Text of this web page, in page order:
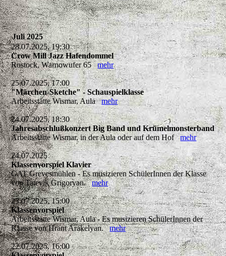
Juli 2025
28.07.2025, 19:30
Crow Mill Jazz Hafendommel
Rostock, Warnowufer 65mehr
25.07.2025, 17:00
"Märchen-Sketche" - Schauspielklasse
Arbeitsstätte Wismar, Aulamehr
24.07.2025, 18:30
Jahresabschlußkonzert Big Band und Krümelmonsterband
Arbeitsstätte Wismar, in der Aula oder auf dem Hofmehr
24.07.2025
Klassenvorspiel Klavier
GAT Grevesmühlen - Es musizieren SchülerInnen der Klasse
von Tatevik Grigoryan.mehr
23.07.2025, 15:00
Klassenvorspiel
Arbeitsstätte Wismar, Aula - Es musizieren SchülerInnen der
Klasse von Hrant Arakelyan.mehr
22.07.2025, 16:00